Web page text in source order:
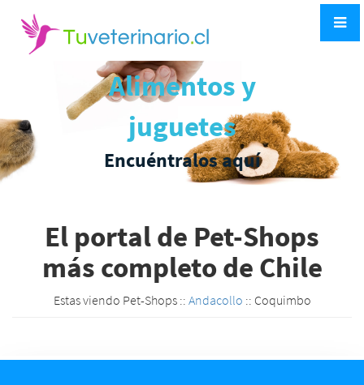
Alimentos y
juguetes
Encuéntralos aquí
El portal de Pet-Shops
más completo de Chile
Estas viendo Pet-Shops :: Andacollo :: Coquimbo